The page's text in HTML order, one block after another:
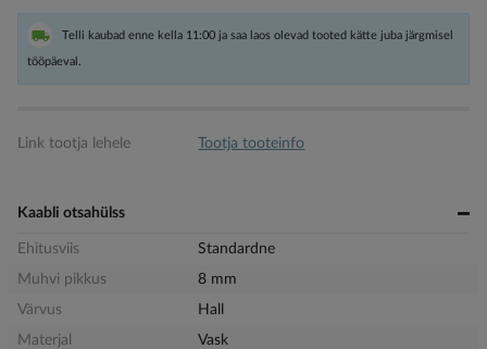
Telli kaubad enne kella 11:00 ja saa laos olevad tooted kätte juba järgmisel
tööpäeval.
Link tootja lehele Tootja tooteinfo
Kaabli otsahülss
Ehitusviis
Standardne
Muhvi pikkus
8 mm
Värvus
Hall
Materjal
Vask